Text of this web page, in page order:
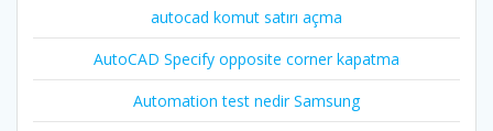
autocad komut satırı açma
AutoCAD Specify opposite corner kapatma
Automation test nedir Samsung